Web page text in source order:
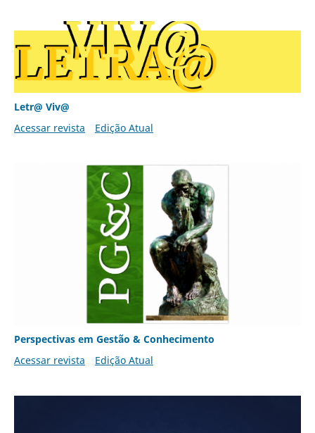
Letr@ Viv@
Acessar revista
Edição Atual
Perspectivas em Gestão & Conhecimento
Acessar revista
Edição Atual